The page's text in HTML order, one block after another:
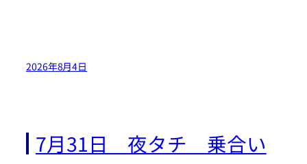
2026年8月4日
7月31日 夜タチ 乗合い